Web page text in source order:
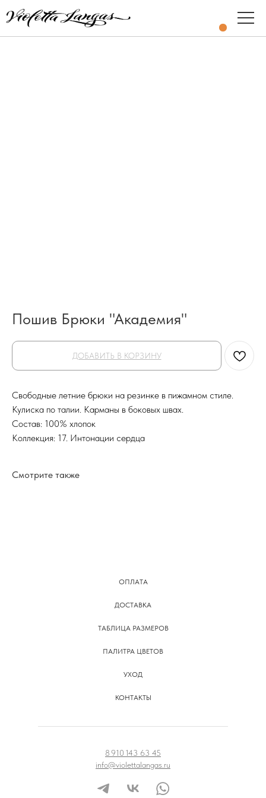
Пошив Брюки "Академия"
ДОБАВИТЬ В КОРЗИНУ
Свободные летние брюки на резинке в пижамном стиле.
Кулиска по талии. Карманы в боковых швах.
Состав: 100% хлопок
Коллекция: 17. Интонации сердца
Смотрите также
ОПЛАТА
ДОСТАВКА
ТАБЛИЦА РАЗМЕРОВ
ПАЛИТРА ЦВЕТОВ
УХОД
КОНТАКТЫ
8 910 143 63 45
info@violettalangas.ru